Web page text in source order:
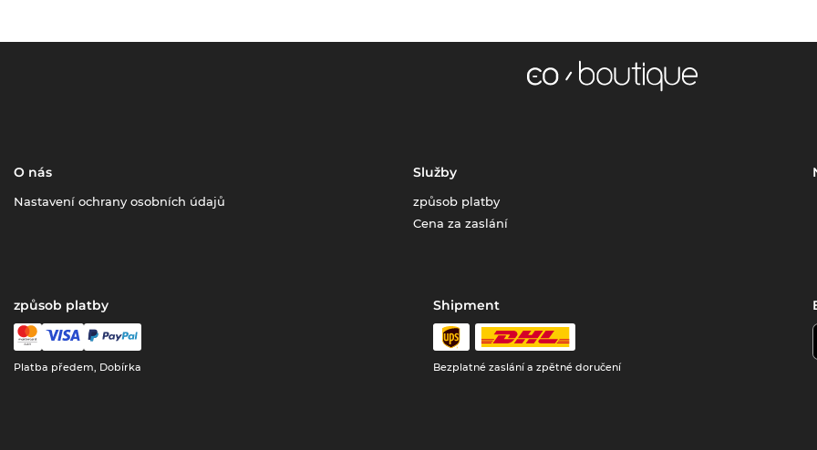
O nás
Nastavení ochrany osobních údajů
Služby
způsob platby
Cena za zaslání
způsob platby
Platba předem, Dobírka
Shipment
Bezplatné zaslání a zpětné doručení